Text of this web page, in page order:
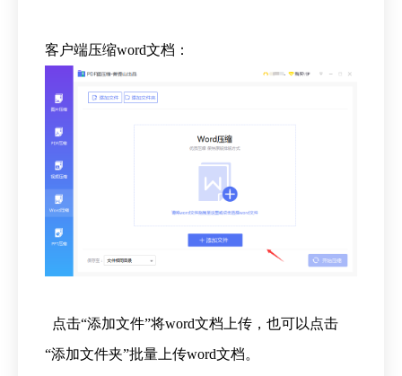
客户端压缩word文档：
点击“添加文件”将word文档上传，也可以点击
“添加文件夹”批量上传word文档。